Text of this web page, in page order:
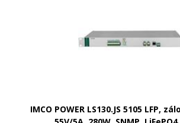
IMCO POWER LS130.JS 5105 LFP,